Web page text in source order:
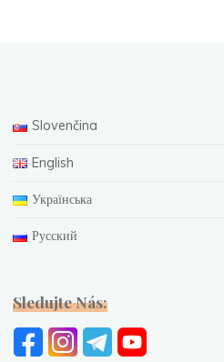
Slovenčina
English
Українська
Русский
Sledujte Nás: